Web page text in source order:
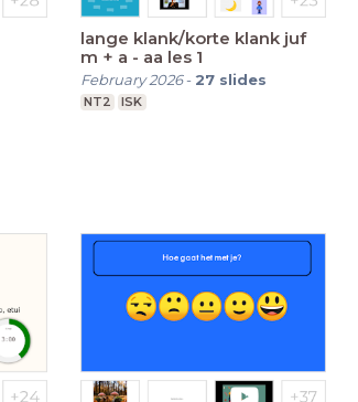
lange klank/korte klank juf
m + a - aa les 1
February 2026- 27 slides
NT2 ISK